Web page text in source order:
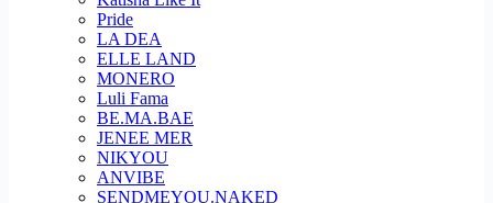
Pride
LA DEA
ELLE LAND
MONERO
Luli Fama
BE.MA.BAE
JENEE MER
NIKYOU
ANVIBE
SENDMEYOU.NAKED